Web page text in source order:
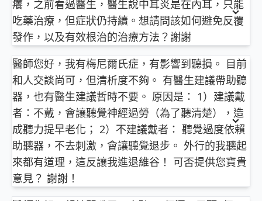
空氣品質不佳的季節，到底該開窗還是關窗呢？
小孩才做選擇，我全都要(做)！
鼻過敏的病患，在台灣幾乎家家戶戶都有，嚴重發作
時，還是找醫生看一看，調一調吧。
以上純係觀念交流，一切以醫師實際看診為準。
屏東明正耳鼻喉科診所 主治醫師
柳營奇美醫院耳鼻喉科 兼任主治醫師
余昊璋
問8健康新聞網 ►https://goo.gl/thHdOq
余昊璋
醫師簡介 ►http://bit.ly/2vnDJBN
鼻塞治療衛教文章 ►http://bit.ly/2Q0XS9m
屏東明正耳鼻喉科診所 主治醫師
柳營奇美醫院耳鼻喉科 兼任主治醫師
https://goo.gl/F5Ajk5
乾咳，喉嚨搔癢感較嚴重的，可以含喉糖(注意糖量勿
攝取過多)，蜂蜜（有研究指出有時蜂蜜甚至比部分止
咳藥有效)，枇杷膏來舒緩乾咳。
濕咳(痰多)，儘量加速痰排出，多喝水，水分可以稀
釋痰液，有利於咳出痰。
呼吸濕暖的空氣，如洗熱水澡時吸進的蒸氣，避免像
冷氣這種乾冷空氣的刺激
咳嗽是呼吸道系統的自我保護機制之一，是為了幫助
清除氣管內的痰液與異物。所以，醫生在治療咳嗽
時，止咳只是其次，主要還是在處理引發咳嗽的原
冰糖燉梨，鹽蒸柳橙，烘烤橘子，蒸洋蔥水⋯⋯
這些網路盛傳的止咳妙方，以西醫角度來看，這些食
譜並無醫學實證能有效治療咳嗽，但以營養價值來
看，感冒咳嗽時適當的補充這些富含維他命C，水
分，天然抗氧化劑的食物，提升自體免疫，本來就有
好無壞。
呼吸濕暖的空氣，如洗熱水澡時吸進的蒸氣，避免像
冷氣這種乾冷空氣的刺激，此外，戴上囗罩避免空氣
污染及早晚溫差的刺激。
咳嗽是呼吸道系統的自我保護機制之一，是為了幫助
清除氣管內的痰液與異物。所以，醫生在治療咳嗽
時，止咳只是其次，主要還是在處理引發咳嗽的原
鼻前庭（nasal vestibule），在我們鼻孔裡面手摸得
到的的地方，是外鼻部皮膚和內部鼻腔粘膜的交界
處。
過度清潔鼻孔、用力擤鼻涕、或者鼻子本來就在發
炎，都可能讓鼻前庭的黏膜受傷，導致常在皮膚上的
細菌引發感染。
治療以抗生素為主。
預防方法就是要保持鼻腔的清潔但是不要常常用手挖
鼻子。
祝您早日康復
癢，之前看過醫生，醫生說中耳炎是在內耳，只能
吃藥治療，但症狀仍持續。想請問該如何避免反覆
發作，以及有效根治的治療方法？謝謝
首先，你可以先上網查詢一下耳朵的解剖構造，有分
為外耳、中耳、內耳，若真的是急性中耳炎，一般來
說症狀會以痛、耳力障礙來表現，若是有流一些湯湯
水水的組織液，流到外耳道就可能會癢，但如果你只
是純粹的耳朵會癢，比較常見的問題還是外耳道的問
題，如外耳道的濕疹，耳朵的霉菌，都會以耳朵癢來
表現，至於內耳，跟聽力、平衡有關，但跟癢的症狀
無關。因此你可能還是要再跟醫師討論一下，到底你
的問題是外耳炎或是中耳炎。
醫師您好，我有梅尼爾氏症，有影響到聽損。 目前
和人交談尚可，但清析度不夠。 有醫生建議帶助聽
器，也有醫生建議暫時不要。 原因是： 1）建議戴
者：不戴，會讓聽覺神經過勞（為了聽清楚），造
成聽力提早老化； 2）不建議戴者： 聽覺過度依賴
助聽器，不去刺激，會讓聽覺退步。 外行的我聽起
來都有道理，這反讓我進退維谷！ 可否提供您寶貴
意見？ 謝謝！